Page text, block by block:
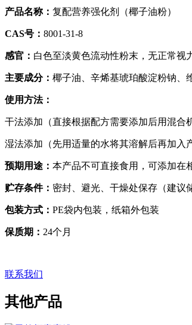
产品名称： 复配营养强化剂（椰子油粉）
CAS号： 8001-31-8
感官： 白色至淡黄色流动性粉末，无正常视
主要成分： 椰子油、辛烯基琥珀酸淀粉钠、
使用方法：
干法添加（直接根据配方需要添加后用混合
湿法添加（先用适量的水将其溶解后再加入
预期用途： 本产品不可直接食用，可添加在
贮存条件： 密封、避光、干燥处保存（建议
包装方式： PE袋内包装，纸箱外包装
保质期： 24个月
联系我们
其他产品